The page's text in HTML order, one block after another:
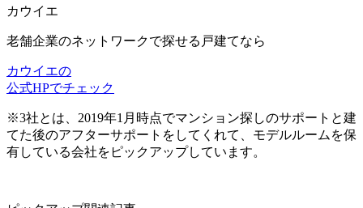
カウイエ
老舗企業のネットワークで探せる戸建てなら
カウイエの
公式HPでチェック
※3社とは、2019年1月時点でマンション探しのサポートと建
てた後のアフターサポートをしてくれて、モデルルームを保
有している会社をピックアップしています。